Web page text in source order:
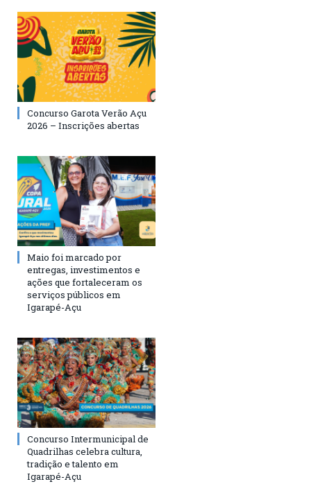
Concurso Garota Verão Açu
2026 – Inscrições abertas
Maio foi marcado por
entregas, investimentos e
ações que fortaleceram os
serviços públicos em
Igarapé-Açu
Concurso Intermunicipal de
Quadrilhas celebra cultura,
tradição e talento em
Igarapé-Açu